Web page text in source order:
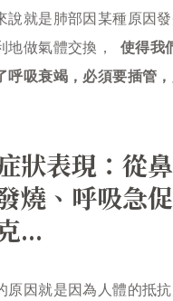
說就是肺部因某種原因
地做氣體交換，
使得我
呼吸衰竭，必須要插管
狀表現：從
燒、呼吸急
...
原因就是因為人體的抵